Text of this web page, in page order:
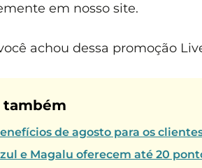
em nosso site.
achou dessa promoção
também
de agosto para os
e Magalu oferecem até 20